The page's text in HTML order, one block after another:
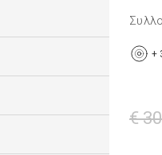
+
€